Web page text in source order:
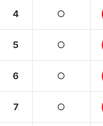
4 ○
5 ○
6 ○
7 ○